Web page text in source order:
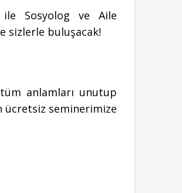
Sosyolog ve Aile
sizlerle buluşacak!
anlamları unutup
ücretsiz seminerimize